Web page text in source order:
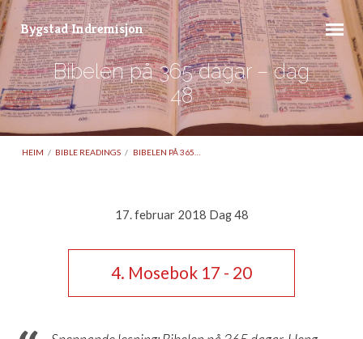
Bygstad Indremisjon
Bibelen på 365 dagar – dag
48
HEIM / BIBLE READINGS / BIBELEN PÅ 365…
–
17. februar 2018 Dag 48
4. Mosebok 17 - 20